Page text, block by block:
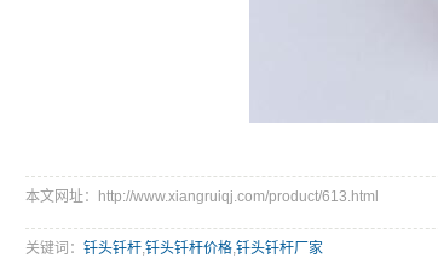
本文网址：http://www.xiangruiqj.com/product/613.html
关键词： 钎头钎杆,钎头钎杆价格,钎头钎杆厂家